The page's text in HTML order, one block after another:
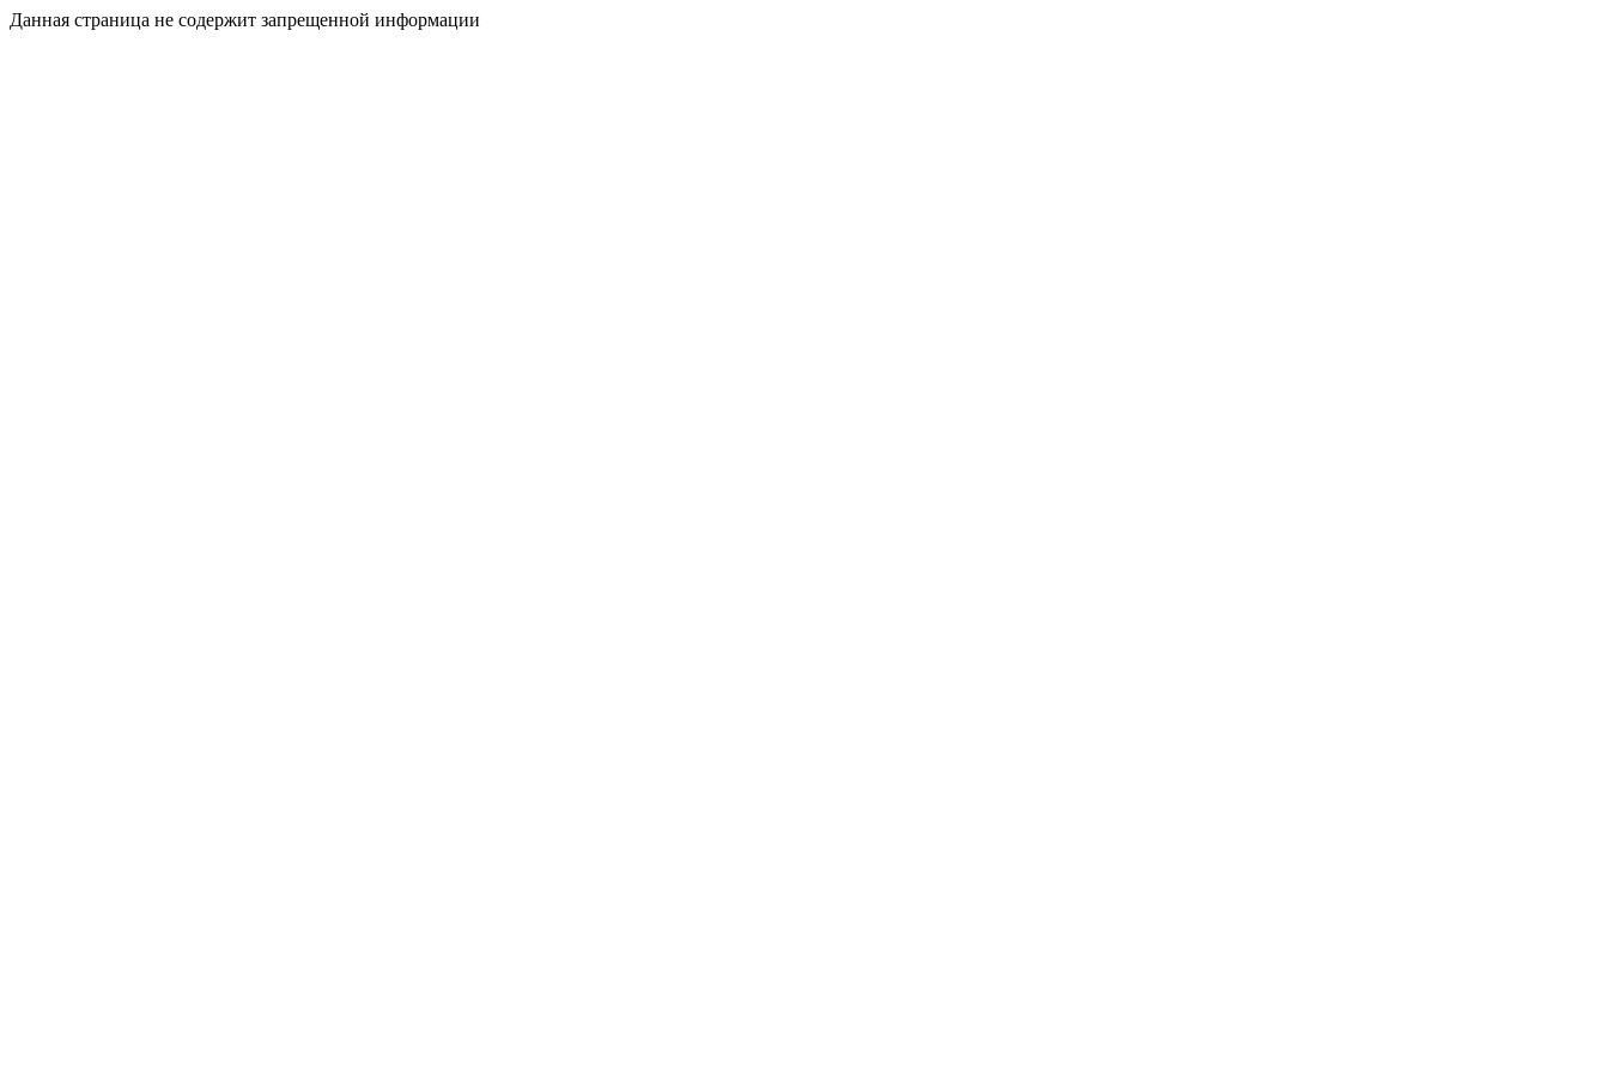
Данная страница не содержит запрещенной информации